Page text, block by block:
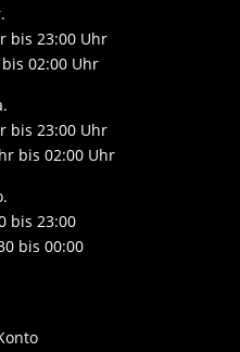
bis 23:00 Uhr
02:00 Uhr
bis 23:00 Uhr
bis 02:00 Uhr
bis 23:00
bis 00:00